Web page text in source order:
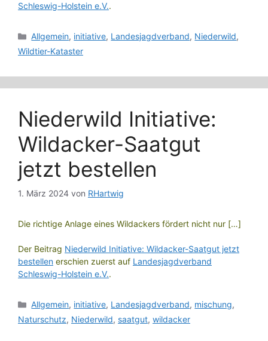
Schleswig-Holstein e.V..
Kategorien
Allgemein, initiative, Landesjagdverband, Niederwild,
Wildtier-Kataster
Niederwild Initiative:
Wildacker-Saatgut
jetzt bestellen
1. März 2024 von RHartwig
Die richtige Anlage eines Wildackers fördert nicht nur […]
Der Beitrag Niederwild Initiative: Wildacker-Saatgut jetzt
bestellen erschien zuerst auf Landesjagdverband
Schleswig-Holstein e.V..
Kategorien
Allgemein, initiative, Landesjagdverband, mischung,
Naturschutz, Niederwild, saatgut, wildacker